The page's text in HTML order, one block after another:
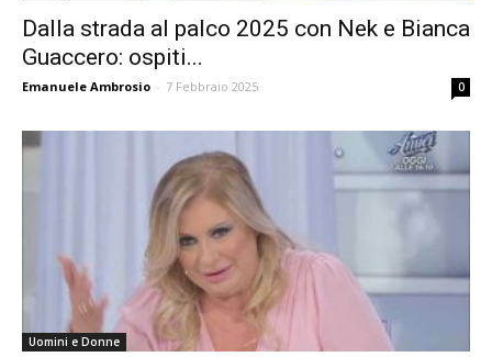
Dalla strada al palco 2025 con Nek e Bianca
Guaccero: ospiti...
Emanuele Ambrosio - 7 Febbraio 2025 0
Uomini e Donne